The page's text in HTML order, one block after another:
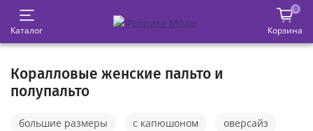
Каталог
0
Корзина
Коралловые женские пальто и
полупальто
большие размеры с капюшоном
оверсайз